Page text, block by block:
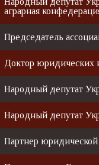
аграрная
Председатель
Доктор юридических
Народный депутат
Народный депутат
Партнер